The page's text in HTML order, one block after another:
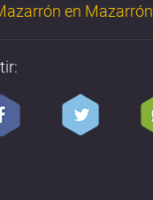
en Mazarrón